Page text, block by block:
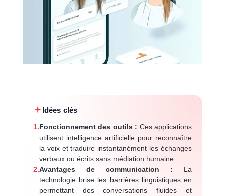
Idées clés
1.Fonctionnement des outils : Ces applications
utilisent intelligence artificielle pour reconnaître
la voix et traduire instantanément les échanges
verbaux ou écrits sans médiation humaine.
2.Avantages de communication : La
technologie brise les barrières linguistiques en
permettant des conversations fluides et